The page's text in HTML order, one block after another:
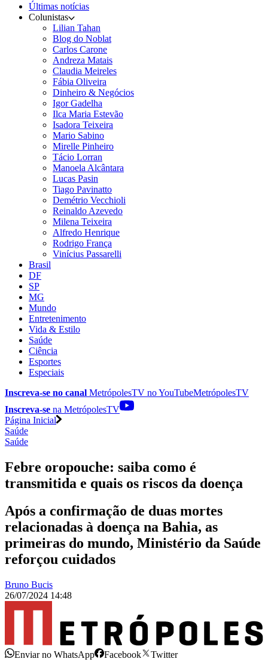
Últimas notícias
Colunistas
Lilian Tahan
Blog do Noblat
Carlos Carone
Andreza Matais
Claudia Meireles
Fábia Oliveira
Dinheiro & Negócios
Igor Gadelha
Ilca Maria Estevão
Isadora Teixeira
Mario Sabino
Mirelle Pinheiro
Tácio Lorran
Manoela Alcântara
Lucas Pasin
Tiago Pavinatto
Demétrio Vecchioli
Reinaldo Azevedo
Milena Teixeira
Alfredo Henrique
Rodrigo França
Vinícius Passarelli
Brasil
DF
SP
MG
Mundo
Entretenimento
Vida & Estilo
Saúde
Ciência
Esportes
Especiais
Inscreva-se no canal MetrópolesTV noYouTubeMetrópolesTV
Inscreva-se na MetrópolesTV
Página Inicial
Saúde
Saúde
Febre oropouche: saiba como é
transmitida e quais os riscos da doença
Após a confirmação de duas mortes
relacionadas à doença na Bahia, as
primeiras do mundo, Ministério da Saúde
reforçou cuidados
Bruno Bucis
26/07/2024 14:48
Enviar no WhatsApp Facebook
Twitter